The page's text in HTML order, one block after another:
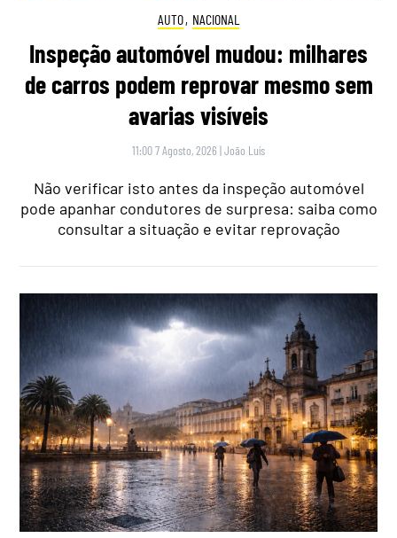
AUTO, NACIONAL
Inspeção automóvel mudou: milhares
de carros podem reprovar mesmo sem
avarias visíveis
11:00 7 Agosto, 2026 |João Luís
Não verificar isto antes da inspeção automóvel
pode apanhar condutores de surpresa: saiba como
consultar a situação e evitar reprovação